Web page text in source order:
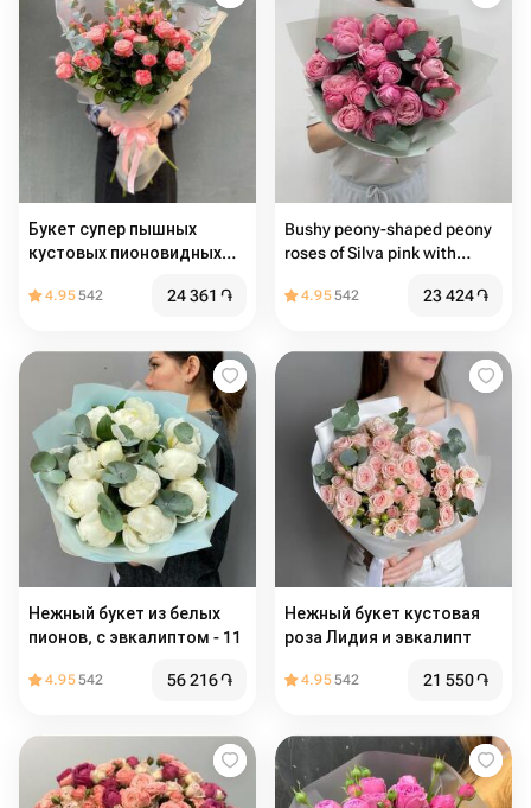
Букет супер пышных
кустовых пионовидных
4.95542 24 361 ֏
Bushy peony-shaped peony
roses of Silva pink with
4.95542 23 424֏
Нежный букет из белых
пионов, с эвкалиптом - 11
4.95542 56 216֏
Нежный букет кустовая
роза Лидия и эвкалипт
4.95542 21 550֏